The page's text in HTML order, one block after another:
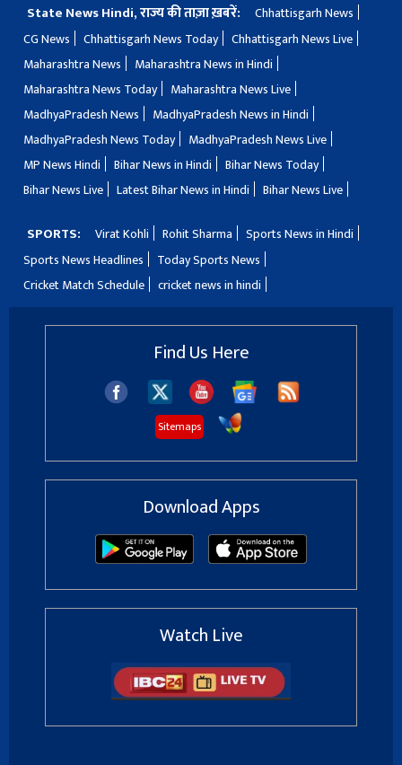
State News Hindi, राज्य की ताज़ा ख़बरें:
Chhattisgarh News
CG News
Chhattisgarh News Today
Chhattisgarh News Live
Maharashtra News
Maharashtra News in Hindi
Maharashtra News Today
Maharashtra News Live
MadhyaPradesh News
MadhyaPradesh News in Hindi
MadhyaPradesh News Today
MadhyaPradesh News Live
MP News Hindi
Bihar News in Hindi
Bihar News Today
Bihar News Live
Latest Bihar News in Hindi Bihar News Live
SPORTS: Virat Kohli Rohit Sharma
Sports News in Hindi
Sports News Headlines
Today Sports News
Cricket Match Schedule
cricket news in hindi
Find Us Here
Sitemaps
Download Apps
Watch Live